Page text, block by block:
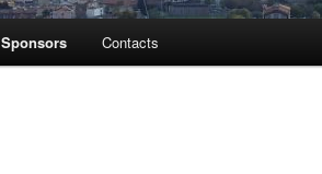
Sponsors Contacts